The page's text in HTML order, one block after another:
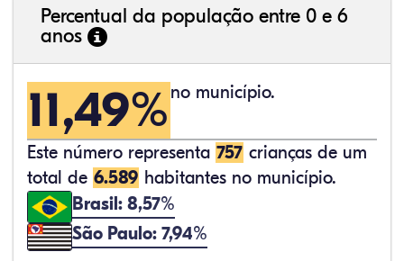
Percentual da população entre 0 e 6
anos
11,49% no município.
Este número representa 757 crianças de um
total de 6.589 habitantes no município.
Brasil: 8,57%
São Paulo: 7,94%